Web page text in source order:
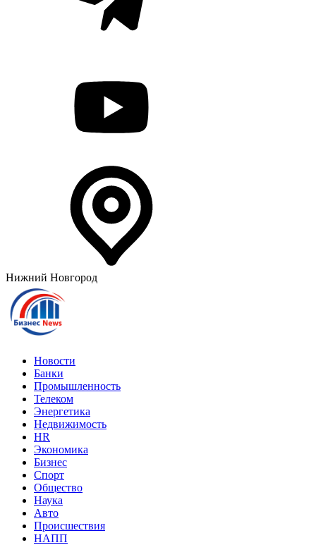
Нижний Новгород
Новости
Банки
Промышленность
Телеком
Энергетика
Недвижимость
HR
Экономика
Бизнес
Спорт
Общество
Наука
Авто
Происшествия
НАПП